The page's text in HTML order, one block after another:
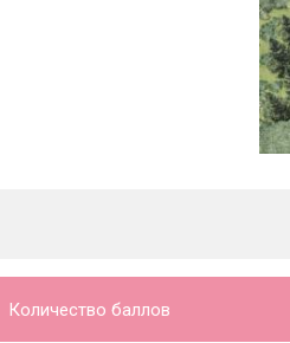
Количество баллов